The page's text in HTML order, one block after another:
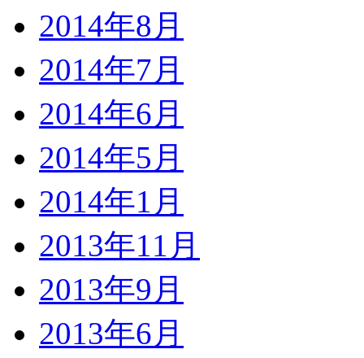
2014年8月
2014年7月
2014年6月
2014年5月
2014年1月
2013年11月
2013年9月
2013年6月